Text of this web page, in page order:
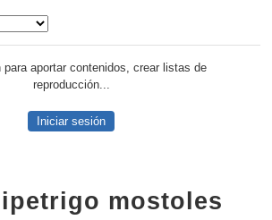
para aportar contenidos, crear listas de
reproducción...
Iniciar sesión
mostoles